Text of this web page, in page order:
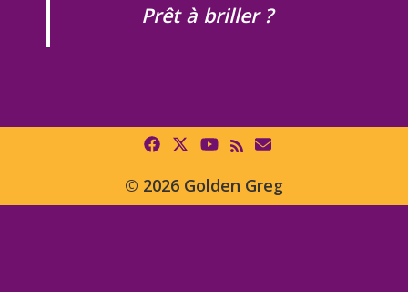
Prêt à briller ?
© 2026 Golden Greg